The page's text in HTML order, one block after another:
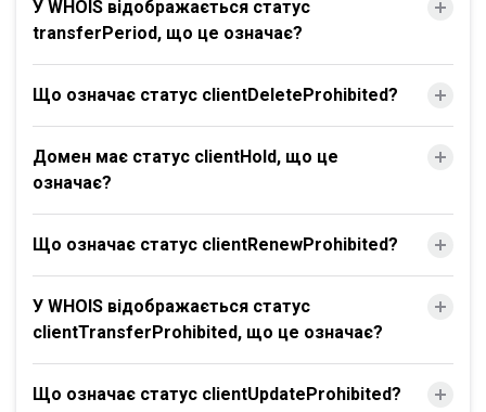
У WHOIS відображається статус
transferPeriod, що це означає?
Що означає статус clientDeleteProhibited?
Домен має статус clientHold, що це
означає?
Що означає статус clientRenewProhibited?
У WHOIS відображається статус
clientTransferProhibited, що це означає?
Що означає статус clientUpdateProhibited?